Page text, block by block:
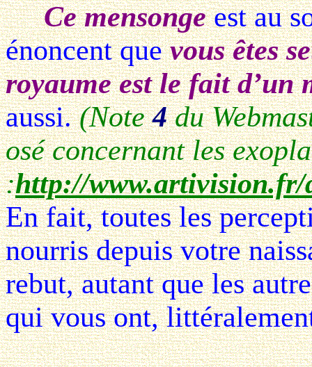
Ce mensongeest au
énoncent quevous êtes
royaume est le fait d’un
aussi.(Note4du
osé concernant les
:http://www.artivision.fr/
En fait, toutes les
nourris depuis votre
rebut, autant que les
qui vous ont,